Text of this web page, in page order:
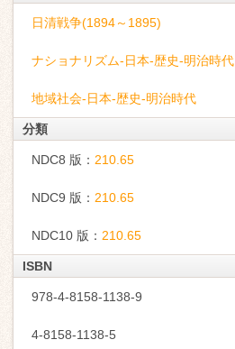
日清戦争(1894～1895)
ナショナリズム-日本-歴史-明治時代
地域社会-日本-歴史-明治時代
分類
NDC8 版： 210.65
NDC9 版： 210.65
NDC10 版： 210.65
ISBN
978-4-8158-1138-9
4-8158-1138-5